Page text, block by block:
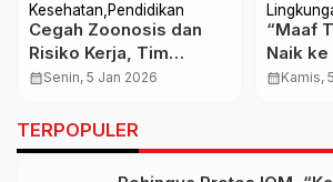
Kesehatan Pendidikan
Cegah Zoonosis dan
Risiko Kerja, Tim
Akademisi Gelar
Gigitan Hewan di Bali
Zoo
calendar_monthSenin, 5 Jan 2026
“Maaf
Naik ke
Lagi
calendar_monthKamis,
TERPOPULER